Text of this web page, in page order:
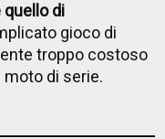
di
gioco di
troppo costoso
di serie.